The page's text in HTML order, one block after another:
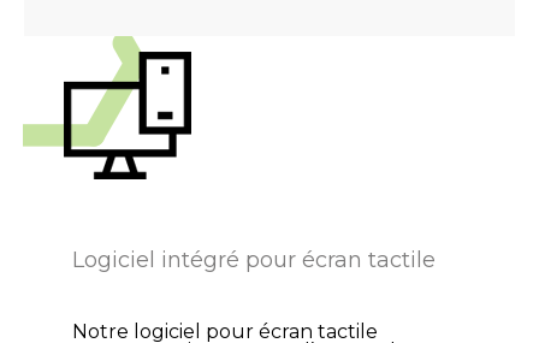
Logiciel intégré pour écran tactile
Notre logiciel pour écran tactile